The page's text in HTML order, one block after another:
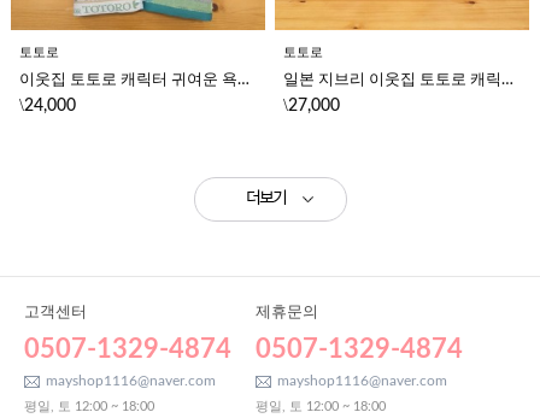
토토로
이웃집 토토로 캐릭터 귀여운 욕실 세면 세수 선물용 고급 페이스 타월(5가지 디자인)
\24,000
토토로
일본 지브리 이웃집 토토로 캐릭터 훈와리 오테다마 잎사귀 귀여운 장식 미니 봉제 인형 선물
\27,000
더보기
고객센터
0507-1329-4874
mayshop1116@naver.com
평일, 토 12:00 ~ 18:00
제휴문의
0507-1329-4874
mayshop1116@naver.com
평일, 토 12:00 ~ 18:00